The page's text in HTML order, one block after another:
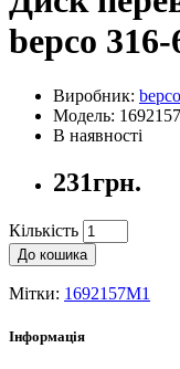
bepco 316-
Виробник: bepco
Модель:
В наявності
231грн.
Кількість
До кошика
Мітки: 1692157M1
Інформація